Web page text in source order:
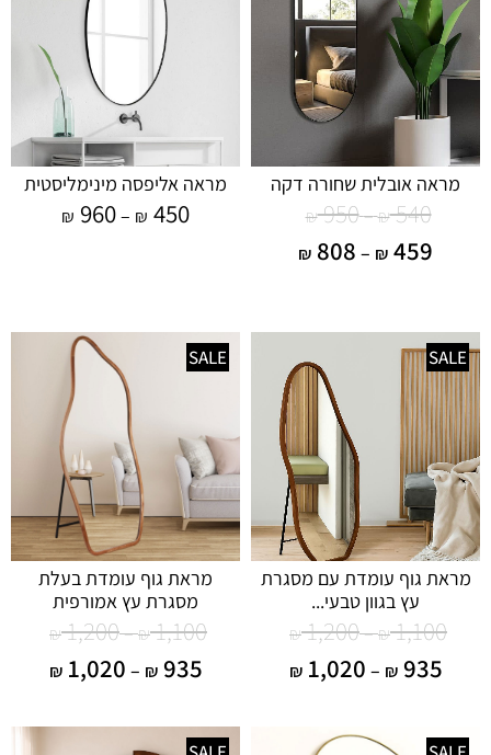
מראה אובלית שחורה דקה
₪540
–
₪950
₪ 459
–
₪ 808
מראה אליפסה מינימליסטית
₪ 450
–
₪ 960
SALE
מראת גוף עומדת עם מסגרת
עץ בגוון טבעי...
₪1,100
–
₪1,200
₪935
–
₪1,020
SALE
מראת גוף עומדת בעלת
מסגרת עץ אמורפית
₪1,100
–
₪1,200
₪935
–
₪1,020